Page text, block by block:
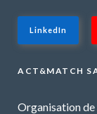
LinkedIn
ACT&MATCH
Organisation